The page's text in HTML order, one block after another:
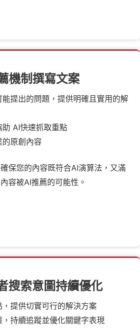
機制撰寫文案
提出的問題，提供明確且實用的解
AI快速抓取重點
的原創內容
保您的內容既符合AI演算法，又滿
容被AI推薦的可能性。
搜索意圖持續優化
提供切實可行的解決方案
持續追蹤並優化關鍵字表現